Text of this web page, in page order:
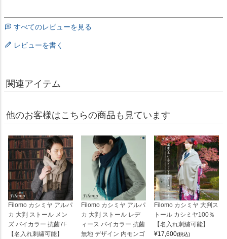
すべてのレビューを見る
レビューを書く
関連アイテム
他のお客様はこちらの商品も見ています
Filomo カシミヤ アルパ
カ 大判 ストール メン
ズ バイカラー 抗菌7F
【名入れ刺繍可能】
Filomo カシミヤ アルパ
カ 大判 ストール レデ
ィース バイカラー 抗菌
無地 デザイン 内モンゴ
Filomo カシミヤ 大判ス
トール カシミヤ100％
【名入れ刺繍可能】
¥17,600(税込)